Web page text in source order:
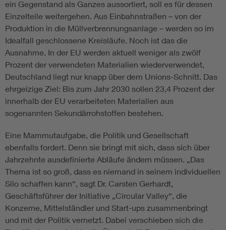
ein Gegenstand als Ganzes aussortiert, soll es für dessen
Einzelteile weitergehen. Aus Einbahnstraßen – von der
Produktion in die Müllverbrennungsanlage – werden so im
Idealfall geschlossene Kreisläufe. Noch ist das die
Ausnahme. In der EU werden aktuell weniger als zwölf
Prozent der verwendeten Materialien wiederverwendet,
Deutschland liegt nur knapp über dem Unions-Schnitt. Das
ehrgeizige Ziel: Bis zum Jahr 2030 sollen 23,4 Prozent der
innerhalb der EU verarbeiteten Materialien aus
sogenannten Sekundärrohstoffen bestehen.
Eine Mammutaufgabe, die Politik und Gesellschaft
ebenfalls fordert. Denn sie bringt mit sich, dass sich über
Jahrzehnte ausdefinierte Abläufe ändern müssen. „Das
Thema ist so groß, dass es niemand in seinem individuellen
Silo schaffen kann“, sagt Dr. Carsten Gerhardt,
Geschäftsführer der Initiative „Circular Valley“, die
Konzerne, Mittelständler und Start-ups zusammenbringt
und mit der Politik vernetzt. Dabei verschieben sich die